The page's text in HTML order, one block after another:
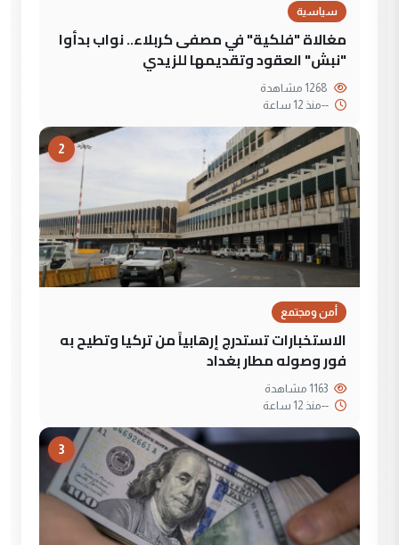
سياسية
مغالاة "فلكية" في مصفى كربلاء.. نواب بدأوا
"نبش" العقود وتقديمها للزيدي
--منذ 12 ساعة
2
أمن ومجتمع
الاستخبارات تستدرج إرهابياً من تركيا وتطيح به
فور وصوله مطار بغداد
--منذ 12 ساعة
3